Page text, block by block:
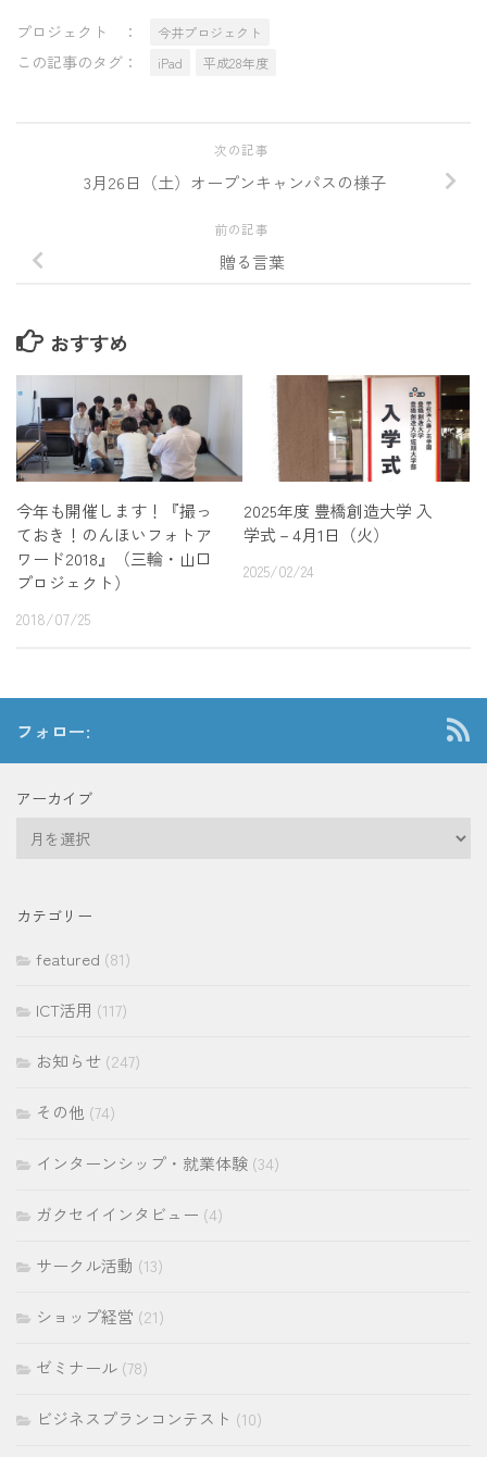
プロジェクト ： 今井プロジェクト
この記事のタグ： iPad 平成28年度
次の記事
3月26日（土）オープンキャンパスの様子
前の記事
贈る言葉
おすすめ
今年も開催します！『撮っ
ておき！のんほいフォトア
ワード2018』（三輪・山口
プロジェクト）
2018/07/25
2025年度 豊橋創造大学 入
学式－4月1日（火）
2025/02/24
フォロー:
アーカイブ
イ
カテゴリー
featured (81)
ICT活用 (117)
お知らせ (247)
その他 (74)
インターンシップ・就業体験 (34)
ガクセイインタビュー (4)
サークル活動 (13)
ショップ経営 (21)
ゼミナール (78)
ビジネスプランコンテスト (10)